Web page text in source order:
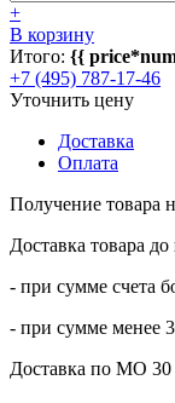
+
В корзину
Итого: {{
+7 (495) 787-17-46
Уточнить цену
Доставка
Оплата
Получение товара
Доставка товара
- при сумме счета
- при сумме менее
Доставка по МО